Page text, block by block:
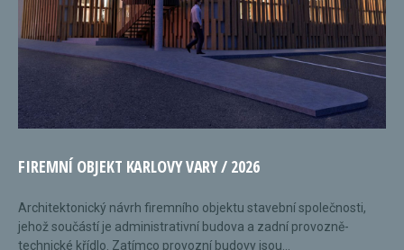
FIREMNÍ OBJEKT KARLOVY VARY / 2026
Architektonický návrh firemního objektu stavební společnosti,
jehož součástí je administrativní budova a zadní provozně-
technické křídlo. Zatímco provozní budovy jsou...